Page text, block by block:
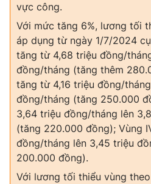
vực công.
Với mức tăng 6%, lương tối
áp dụng từ ngày 1/7/2024
tăng từ 4,68 triệu đồng/
đồng/tháng (tăng thêm
tăng từ 4,16 triệu đồng/
đồng/tháng (tăng 250.000
3,64 triệu đồng/tháng lên
(tăng 220.000 đồng); Vùng
đồng/tháng lên 3,45 triệu
200.000 đồng).
Với lương tối thiểu vùng